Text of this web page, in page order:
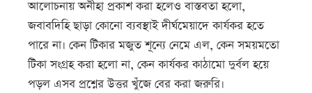
আলোচনায় অনীহা প্রকাশ করা হলেও বাস্তবতা হলো,
জবাবদিহি ছাড়া কোনো ব্যবস্থাই দীর্ঘমেয়াদে কার্যকর হতে
পারে না। কেন টিকার মজুত শূন্যে নেমে এল, কেন সময়মতো
টিকা সংগ্রহ করা হলো না, কেন কার্যকর কাঠামো দুর্বল হয়ে
পড়ল এসব প্রশ্নের উত্তর খুঁজে বের করা জরুরি।